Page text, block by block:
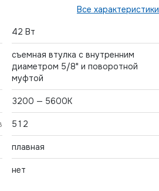
Все характеристики
42 Вт
съемная втулка с внутренним
диаметром 5/8" и поворотной
муфтой
3200 — 5600K
512
плавная
нет